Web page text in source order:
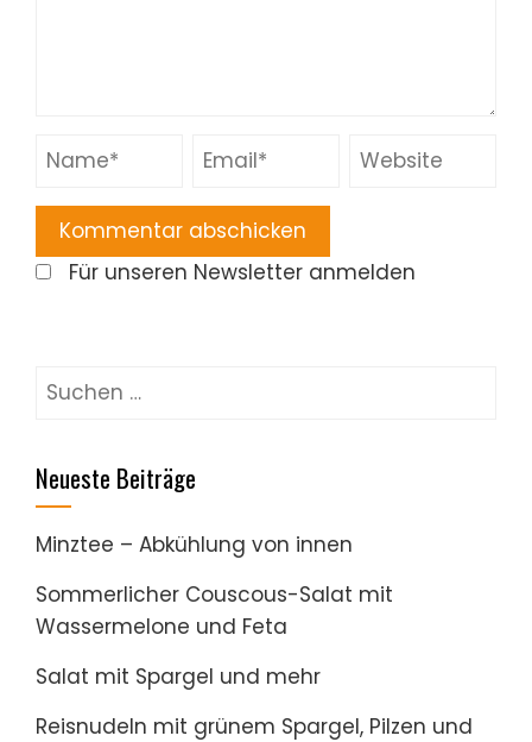
Für unseren Newsletter anmelden
Suchen
Neueste Beiträge
Minztee – Abkühlung von innen
Sommerlicher Couscous-Salat mit
Wassermelone und Feta
Salat mit Spargel und mehr
Reisnudeln mit grünem Spargel, Pilzen und